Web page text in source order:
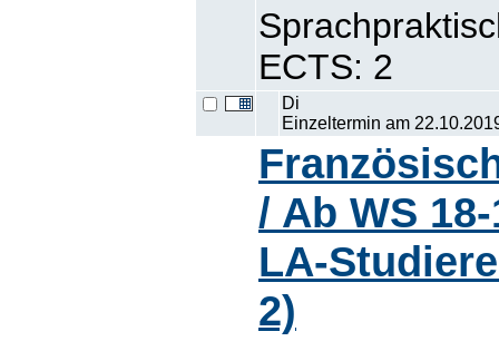
ECTS: 2
Di
Einzeltermin am
/ Ab WS
LA-
2)